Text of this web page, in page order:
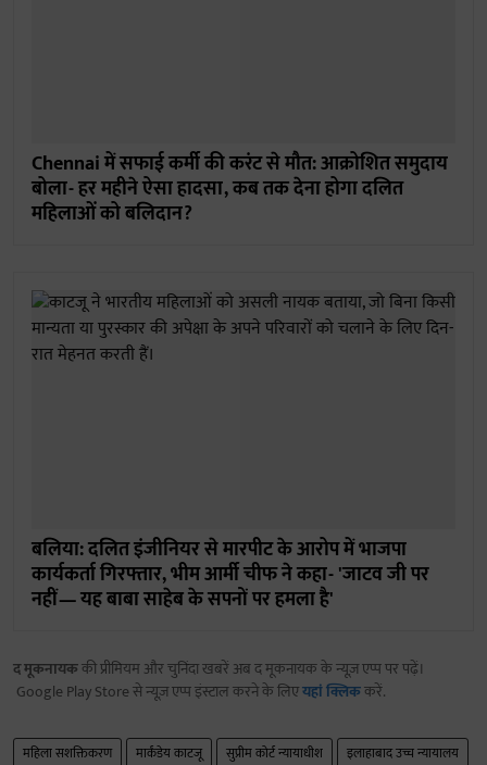
Chennai में सफाई कर्मी की करंट से मौत: आक्रोशित समुदाय
बोला- हर महीने ऐसा हादसा, कब तक देना होगा दलित
महिलाओं को बलिदान?
बलिया: दलित इंजीनियर से मारपीट के आरोप में भाजपा
कार्यकर्ता गिरफ्तार, भीम आर्मी चीफ ने कहा- 'जाटव जी पर
नहीं— यह बाबा साहेब के सपनों पर हमला है'
द मूकनायककी प्रीमियम और चुनिंदा खबरें अब द मूकनायक के न्यूज़ एप्प पर पढ़ें।
Google Play Store से न्यूज़ एप्प इंस्टाल करने के लिएयहां क्लिककरें.
महिला सशक्तिकरण मार्कंडेय काटजू सुप्रीम कोर्ट न्यायाधीश
इलाहाबाद उच्च न्यायालय